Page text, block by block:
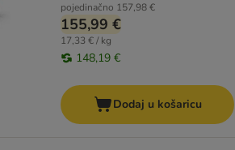
pojedinačno 157,98 €
155,99 €
17,33 € / kg
148,19 €
Dodaj u košaricu